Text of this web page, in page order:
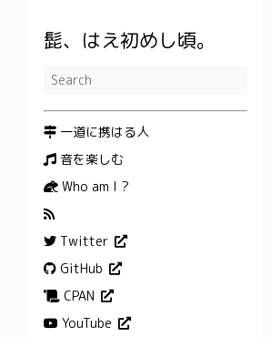
髭、はえ初めし頃。
一道に携はる人
音を楽しむ
Who am I ?
Twitter
GitHub
CPAN
YouTube